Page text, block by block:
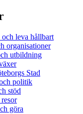
leva hållbart
organisationer
utbildning
Stad
politik
stöd
göra